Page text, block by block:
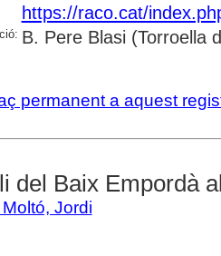
https://raco.cat/
B. Pere Blasi (Torroella
permanent a aquest
del Baix Empordà
Jordi